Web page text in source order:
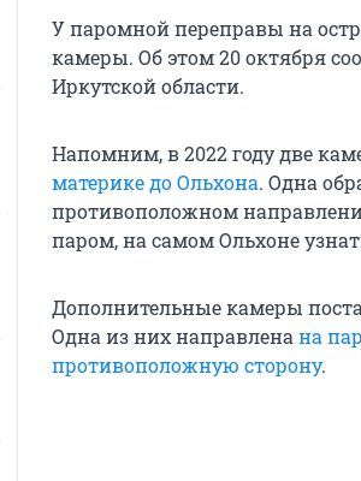
У паромной переправы на
камеры. Об этом 20 октября
Иркутской области.
Напомним, в 2022 году две
материке до Ольхона. Одна
противоположном
паром, на самом Ольхоне
Дополнительные камеры
Одна из них направлена на
противоположную сторону.